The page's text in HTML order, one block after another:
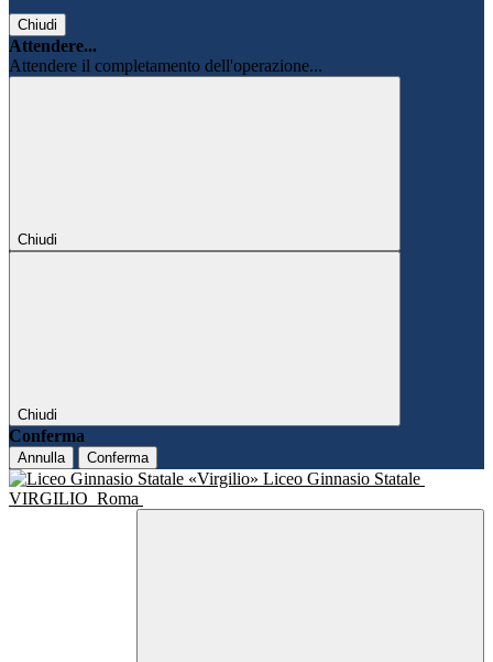
Chiudi
Attendere...
Attendere il completamento dell'operazione...
Chiudi
Chiudi
Conferma
Annulla Conferma
Liceo Ginnasio Statale
VIRGILIO Roma